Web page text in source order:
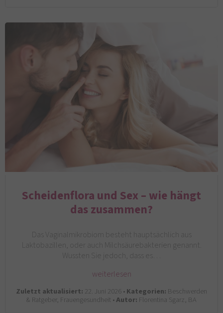
Scheidenflora und Sex – wie hängt
das zusammen?
Das Vaginalmikrobiom besteht hauptsächlich aus
Laktobazillen, oder auch Milchsäurebakterien genannt.
Wussten Sie jedoch, dass es…
weiterlesen
Zuletzt aktualisiert: 22. Juni 2026 •Kategorien: Beschwerden
& Ratgeber, Frauengesundheit •Autor: Florentina Sgarz, BA